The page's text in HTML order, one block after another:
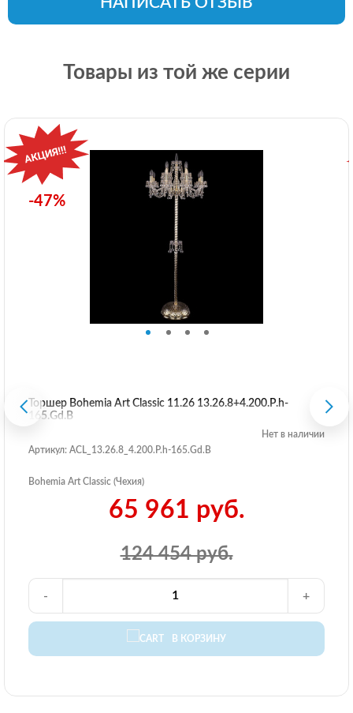
Товары из той же серии
-47%
Торшер Bohemia Art Classic 11.26 13.26.8+4.200.P.h-
165.Gd.B
Нет в наличии
Артикул: ACL_13.26.8_4.200.P.h-165.Gd.B
Bohemia Art Classic (Чехия)
124 454 руб.
65 961 руб.
В КОРЗИНУ
- +